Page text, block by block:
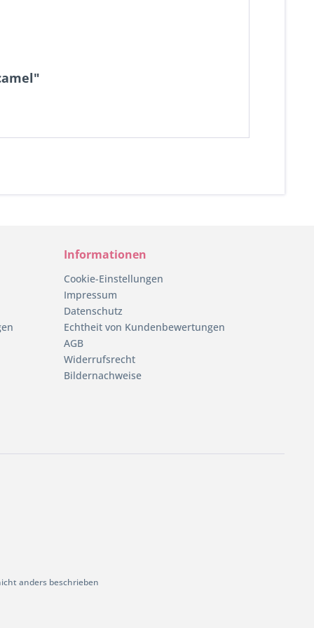
Informationen
Cookie-Einstellungen
Impressum
Datenschutz
Echtheit von Kundenbewertungen
AGB
Widerrufsrecht
Bildernachweise
anders beschrieben